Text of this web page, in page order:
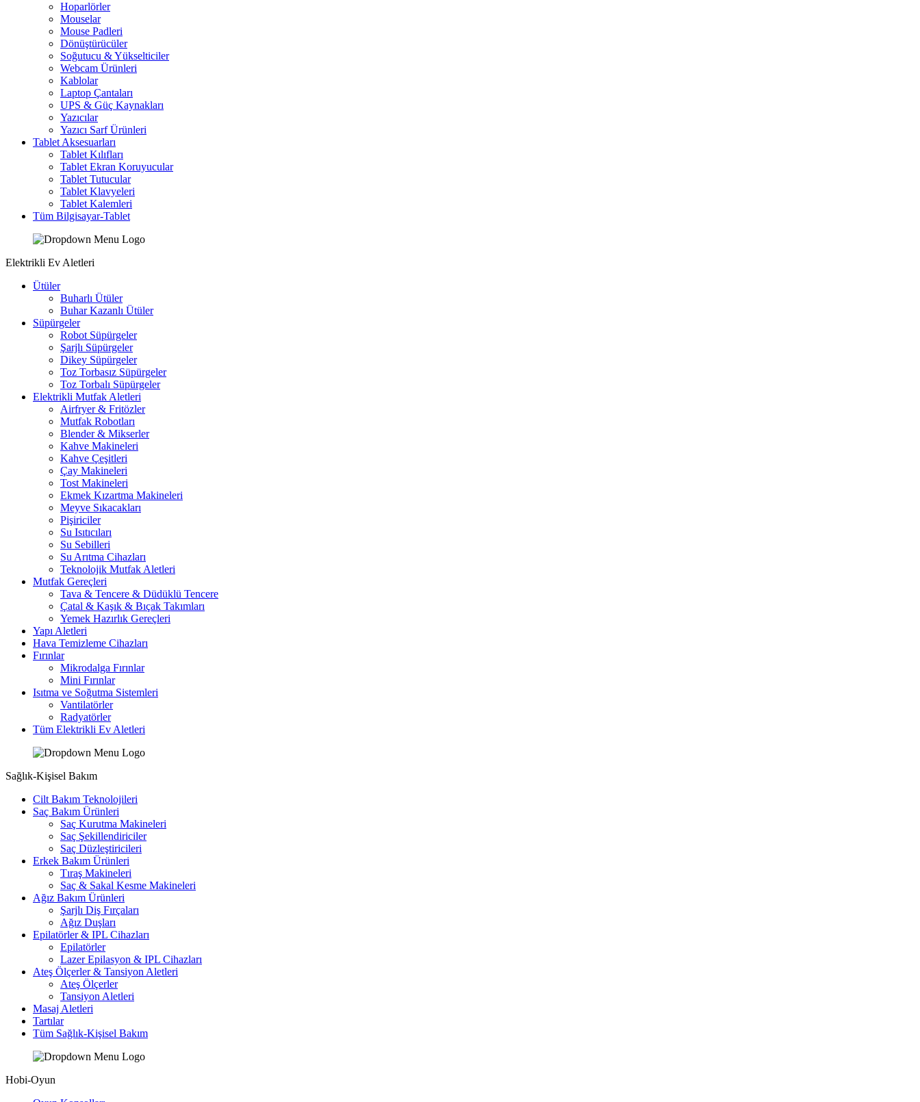
Hoparlörler
Mouselar
Mouse Padleri
Dönüştürücüler
Soğutucu & Yükselticiler
Webcam Ürünleri
Kablolar
Laptop Çantaları
UPS & Güç Kaynakları
Yazıcılar
Yazıcı Sarf Ürünleri
Tablet Aksesuarları
Tablet Kılıfları
Tablet Ekran Koruyucular
Tablet Tutucular
Tablet Klavyeleri
Tablet Kalemleri
Tüm Bilgisayar-Tablet
Elektrikli Ev Aletleri
Ütüler
Buharlı Ütüler
Buhar Kazanlı Ütüler
Süpürgeler
Robot Süpürgeler
Şarjlı Süpürgeler
Dikey Süpürgeler
Toz Torbasız Süpürgeler
Toz Torbalı Süpürgeler
Elektrikli Mutfak Aletleri
Airfryer & Fritözler
Mutfak Robotları
Blender & Mikserler
Kahve Makineleri
Kahve Çeşitleri
Çay Makineleri
Tost Makineleri
Ekmek Kızartma Makineleri
Meyve Sıkacakları
Pişiriciler
Su Isıtıcıları
Su Sebilleri
Su Arıtma Cihazları
Teknolojik Mutfak Aletleri
Mutfak Gereçleri
Tava & Tencere & Düdüklü Tencere
Çatal & Kaşık & Bıçak Takımları
Yemek Hazırlık Gereçleri
Yapı Aletleri
Hava Temizleme Cihazları
Fırınlar
Mikrodalga Fırınlar
Mini Fırınlar
Isıtma ve Soğutma Sistemleri
Vantilatörler
Radyatörler
Tüm Elektrikli Ev Aletleri
Sağlık-Kişisel Bakım
Cilt Bakım Teknolojileri
Saç Bakım Ürünleri
Saç Kurutma Makineleri
Saç Şekillendiriciler
Saç Düzleştiricileri
Erkek Bakım Ürünleri
Tıraş Makineleri
Saç & Sakal Kesme Makineleri
Ağız Bakım Ürünleri
Şarjlı Diş Fırçaları
Ağız Duşları
Epilatörler & IPL Cihazları
Epilatörler
Lazer Epilasyon & IPL Cihazları
Ateş Ölçerler & Tansiyon Aletleri
Ateş Ölçerler
Tansiyon Aletleri
Masaj Aletleri
Tartılar
Tüm Sağlık-Kişisel Bakım
Hobi-Oyun